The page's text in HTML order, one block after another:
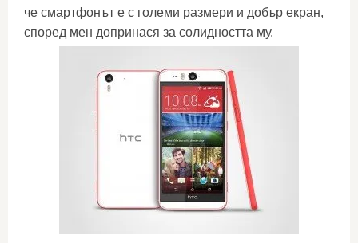
че смартфонът е с големи размери и добър екран,
според мен допринася за солидността му.